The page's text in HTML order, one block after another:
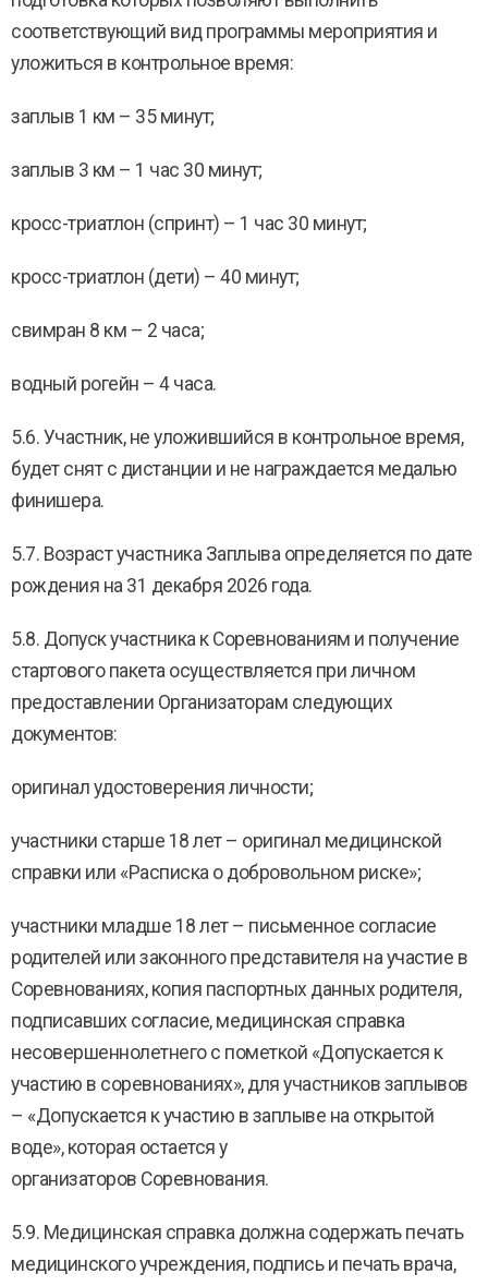
соответствующий вид программы мероприятия и
уложиться в контрольное время:
заплыв 1 км – 35 минут;
заплыв 3 км – 1 час 30 минут;
кросс-триатлон (спринт) – 1 час 30 минут;
кросс-триатлон (дети) – 40 минут;
свимран 8 км – 2 часа;
водный рогейн – 4 часа.
5.6. Участник, не уложившийся в контрольное время,
будет снят с дистанции и не награждается медалью
финишера.
5.7. Возраст участника Заплыва определяется по дате
рождения на 31 декабря 2026 года.
5.8. Допуск участника к Соревнованиям и получение
стартового пакета осуществляется при личном
предоставлении Организаторам следующих
документов:
оригинал удостоверения личности;
участники старше 18 лет – оригинал медицинской
справки или «Расписка о добровольном риске»;
участники младше 18 лет – письменное согласие
родителей или законного представителя на участие в
Соревнованиях, копия паспортных данных родителя,
подписавших согласие, медицинская справка
несовершеннолетнего с пометкой «Допускается к
участию в соревнованиях», для участников заплывов
– «Допускается к участию в заплыве на открытой
воде», которая остается у
организаторов Соревнования.
5.9. Медицинская справка должна содержать печать
медицинского учреждения, подпись и печать врача,